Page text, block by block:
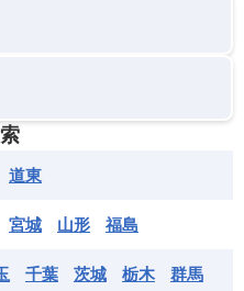
道東
宮城 山形 福島
千葉 茨城 栃木 群馬